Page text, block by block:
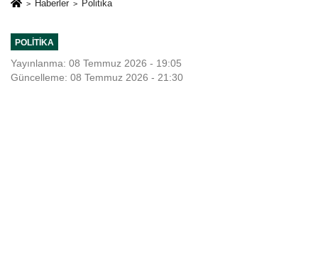
Haberler Politika
POLITIKA
Yayınlanma: 08 Temmuz 2026 - 19:05
Güncelleme: 08 Temmuz 2026 - 21:30